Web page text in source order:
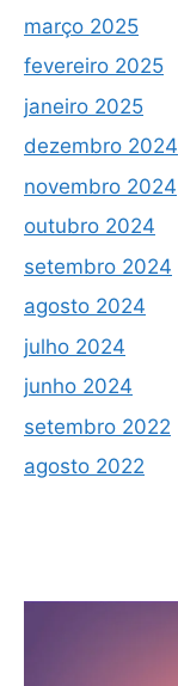
março 2025
fevereiro 2025
janeiro 2025
dezembro 2024
novembro 2024
outubro 2024
setembro 2024
agosto 2024
julho 2024
junho 2024
setembro 2022
agosto 2022